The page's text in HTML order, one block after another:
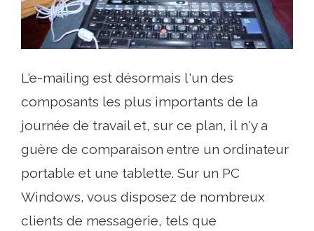
L'e-mailing est désormais l'un des
composants les plus importants de la
journée de travail et, sur ce plan, il n'y a
guère de comparaison entre un ordinateur
portable et une tablette. Sur un PC
Windows, vous disposez de nombreux
clients de messagerie, tels que